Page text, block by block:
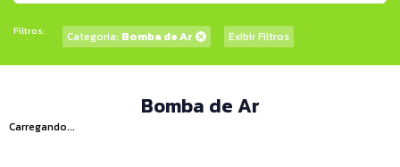
Filtros: Categoria: Bomba de Ar Exibir Filtros
Bomba de Ar
Carregando...